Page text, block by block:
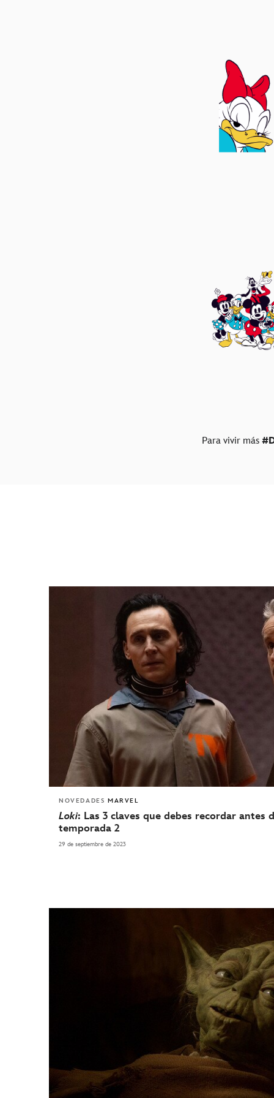
Para vivir más
NOVEDADES MARVEL
Loki: Las 3 claves que debes recordar antes
temporada 2
29 de septiembre de 2023